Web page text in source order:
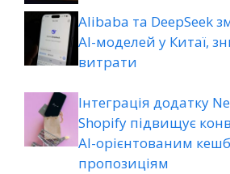
Alibaba та DeepSeek
AI-моделей у Китаї,
витрати
Інтеграція додатку
Shopify підвищує
AI-орієнтованим
пропозиціям